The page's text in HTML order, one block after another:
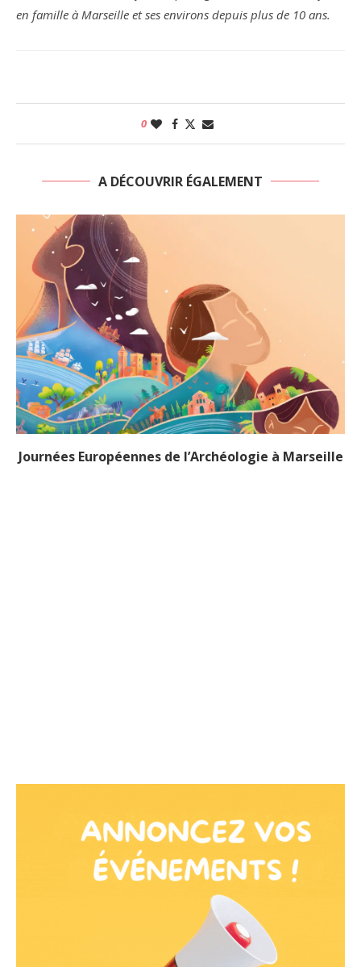
en famille à Marseille et ses environs depuis plus de 10 ans.
0
A DÉCOUVRIR ÉGALEMENT
Journées Européennes de l’Archéologie à Marseille